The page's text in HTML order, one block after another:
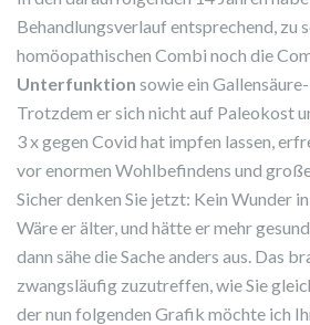
Behandlungsverlauf entsprechend, zu
homöopathischen Combi noch die
Unterfunktion sowie ein
Trotzdem er sich nicht auf Paleokost
3 x gegen Covid hat impfen lassen,
vor enormen Wohlbefindens und
Sicher denken Sie jetzt: Kein Wunder
Wäre er älter, und hätte er mehr
dann sähe die Sache anders aus. Das
zwangsläufig zuzutreffen, wie Sie
der nun folgenden Grafik möchte ich